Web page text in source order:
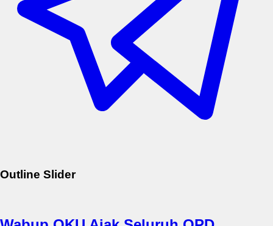
Outline Slider